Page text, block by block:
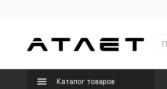
Каталог товаров